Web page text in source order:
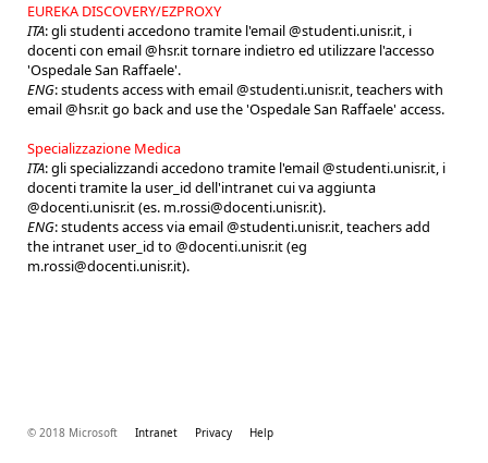
EUREKA DISCOVERY/EZPROXY
ITA: gli studenti accedono tramite l'email @studenti.unisr.it, i
docenti con email @hsr.it tornare indietro ed utilizzare l'accesso
'Ospedale San Raffaele'.
ENG: students access with email @studenti.unisr.it, teachers with
email @hsr.it go back and use the 'Ospedale San Raffaele' access.
Specializzazione Medica
ITA: gli specializzandi accedono tramite l'email @studenti.unisr.it, i
docenti tramite la user_id dell'intranet cui va aggiunta
@docenti.unisr.it (es. m.rossi@docenti.unisr.it).
ENG: students access via email @studenti.unisr.it, teachers add
the intranet user_id to @docenti.unisr.it (eg
m.rossi@docenti.unisr.it).
© 2018 Microsoft Intranet Privacy Help